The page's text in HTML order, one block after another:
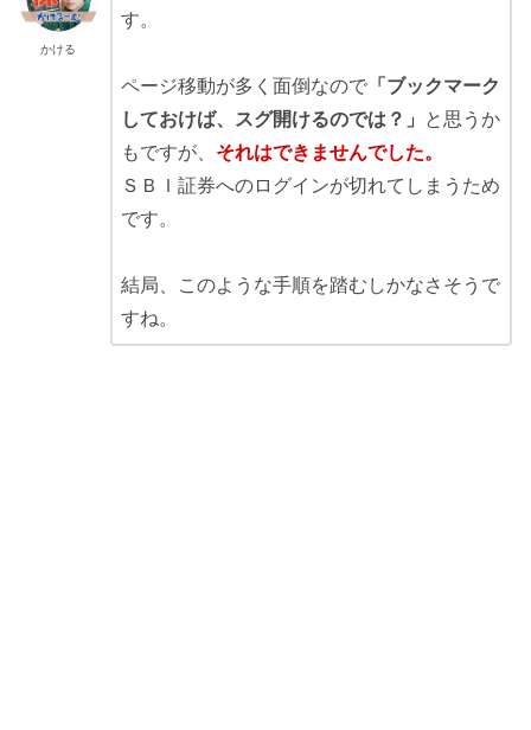
かける
す。
ページ移動が多く面倒なので「ブックマーク
しておけば、スグ開けるのでは？」
と思うか
もですが、 それはできませんでした。
ＳＢＩ証券へのログインが切れてしまうため
です。
結局、このような手順を踏むしかなさそうで
すね。